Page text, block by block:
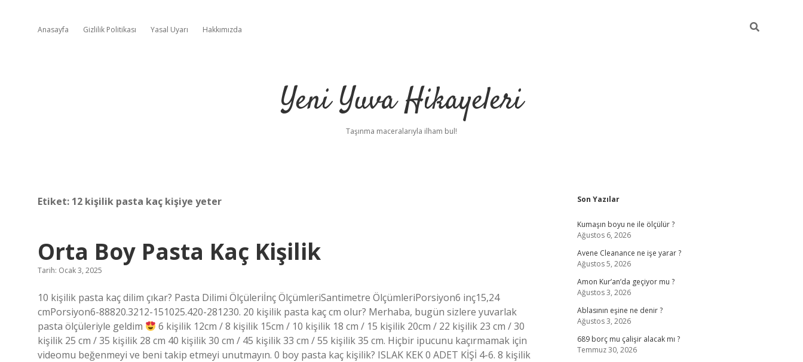
Anasayfa Gizlilik Politikası Yasal Uyarı Hakkımızda
Yeni Yuva Hikayeleri
Taşınma maceralarıyla ilham bul!
Etiket: 12 kişilik pasta kaç kişiye yeter
Orta Boy Pasta Kaç Kişilik
Tarih: Ocak 3, 2025
10 kişilik pasta kaç dilim çıkar? Pasta Dilimi Ölçüleriİnç ÖlçümleriSantimetre ÖlçümleriPorsiyon6 inç15,24
cmPorsiyon6-88820.3212-151025.420-281230. 20 kişilik pasta kaç cm olur? Merhaba, bugün sizlere yuvarlak
pasta ölçüleriyle geldim
6 kişilik 12cm / 8 kişilik 15cm / 10 kişilik 18 cm / 15 kişilik 20cm / 22 kişilik 23 cm / 30
kişilik 25 cm / 35 kişilik 28 cm 40 kişilik 30 cm / 45 kişilik 33 cm / 55 kişilik 35 cm. Hiçbir ipucunu kaçırmamak için
videomu beğenmeyi ve beni takip etmeyi unutmayın. 0 boy pasta kaç kişilik? ISLAK KEK 0 ADET KİŞİ 4-6. 8 kişilik
Sidebar
Son Yazılar
Kumaşın boyu ne ile ölçülür ?
Ağustos 6, 2026
Avene Cleanance ne işe yarar ?
Ağustos 5, 2026
Amon Kur’an’da geçiyor mu ?
Ağustos 3, 2026
Ablasının eşine ne denir ?
Ağustos 3, 2026
689 borç mu çalişir alacak mı ?
Temmuz 30, 2026
hiltonbetBetexper giriş adresi